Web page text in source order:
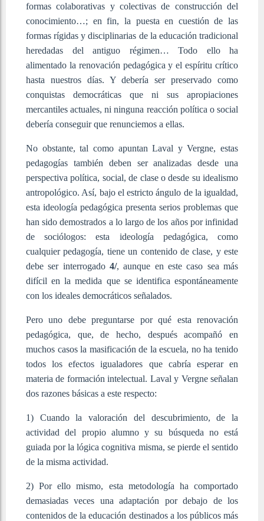
formas colaborativas y colectivas de construcción del
conocimiento…; en fin, la puesta en cuestión de las
formas rígidas y disciplinarias de la educación tradicional
heredadas del antiguo régimen… Todo ello ha
alimentado la renovación pedagógica y el espíritu crítico
hasta nuestros días. Y debería ser preservado como
conquistas democráticas que ni sus apropiaciones
mercantiles actuales, ni ninguna reacción política o social
debería conseguir que renunciemos a ellas.
No obstante, tal como apuntan Laval y Vergne, estas
pedagogías también deben ser analizadas desde una
perspectiva política, social, de clase o desde su idealismo
antropológico. Así, bajo el estricto ángulo de la igualdad,
esta ideología pedagógica presenta serios problemas que
han sido demostrados a lo largo de los años por infinidad
de sociólogos: esta ideología pedagógica, como
cualquier pedagogía, tiene un contenido de clase, y este
debe ser interrogado 4/, aunque en este caso sea más
difícil en la medida que se identifica espontáneamente
con los ideales democráticos señalados.
Pero uno debe preguntarse por qué esta renovación
pedagógica, que, de hecho, después acompañó en
muchos casos la masificación de la escuela, no ha tenido
todos los efectos igualadores que cabría esperar en
materia de formación intelectual. Laval y Vergne señalan
dos razones básicas a este respecto:
1) Cuando la valoración del descubrimiento, de la
actividad del propio alumno y su búsqueda no está
guiada por la lógica cognitiva misma, se pierde el sentido
de la misma actividad.
2) Por ello mismo, esta metodología ha comportado
demasiadas veces una adaptación por debajo de los
contenidos de la educación destinados a los públicos más